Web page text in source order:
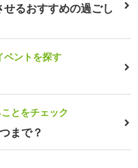
るおすすめの過ごし
ベントを探す
とをチェック
まで？